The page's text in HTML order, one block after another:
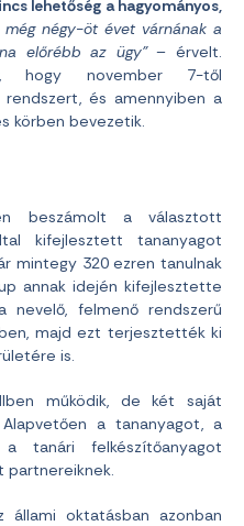
lehetőség a hagyományos,
még négy-öt évet várnának a
előrébb az ügy”– érvelt.
hogy november 7-től
és amennyiben a
körben bevezetik.
beszámolt a választott
kifejlesztett tananyagot
mintegy 320 ezren tanulnak
annak idején kifejlesztette
nevelő, felmenő rendszerű
majd ezt terjesztették ki
is.
működik, de két saját
a tananyagot, a
tanári felkészítőanyagot
állami oktatásban azonban